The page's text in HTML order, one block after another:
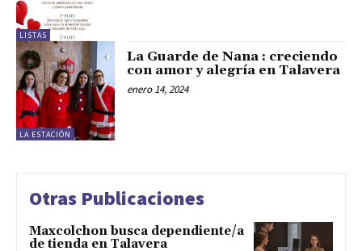
LISTAS
LA ESTACIÓN
La Guarde de Nana : creciendo
con amor y alegría en Talavera
enero 14, 2024
Otras Publicaciones
Maxcolchon busca dependiente/a
de tienda en Talavera